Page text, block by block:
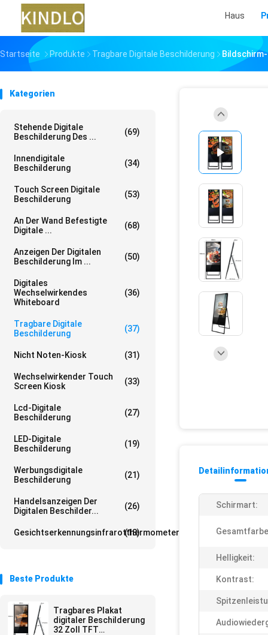
Haus
Startseite Produkte Tragbare Digitale Beschilderung
Kategorien
Stehende Digitale
Beschilderung Des ...
(69)
Innendigitale
Beschilderung
(34)
Touch Screen Digitale
Beschilderung
(53)
An Der Wand Befestigte
Digitale ...
(68)
Anzeigen Der Digitalen
Beschilderung Im ...
(50)
Digitales
Wechselwirkendes
Whiteboard
(36)
Tragbare Digitale
Beschilderung
(37)
Nicht Noten-Kiosk (31)
Wechselwirkender Touch
Screen Kiosk
(33)
Lcd-Digitale
Beschilderung
(27)
LED-Digitale
Beschilderung
(19)
Werbungsdigitale
Beschilderung
(21)
Handelsanzeigen Der
Digitalen Beschilder...
(26)
Gesichtserkennungsinfrarotthermometer
(18)
Beste Produkte
Tragbares Plakat
digitaler Beschilderung
32 Zoll TFT
Schirmart:
Helligkeit:
Kontrast: